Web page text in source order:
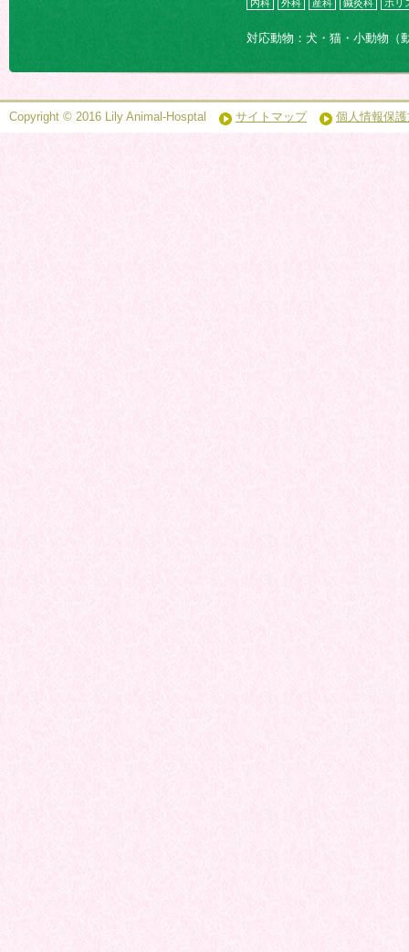
内科 外科 産科 鍼灸科 ホリ
対応動物：犬・猫・小動物（
Copyright © 2016 Lily Animal-Hosptal サイトマップ 個人情報保